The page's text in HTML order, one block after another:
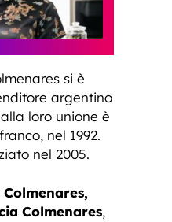
si è
argentino
loro unione è
nel 1992.
nel 2005.
Colmenares,